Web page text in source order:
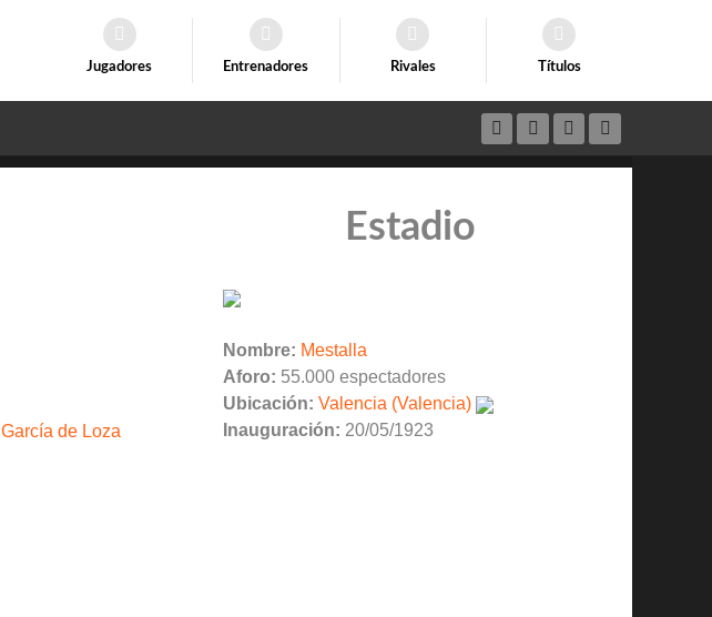
Jugadores Entrenadores Rivales Títulos
García de Loza
Estadio
Nombre: Mestalla
Aforo: 55.000 espectadores
Ubicación: Valencia (Valencia)
Inauguración: 20/05/1923